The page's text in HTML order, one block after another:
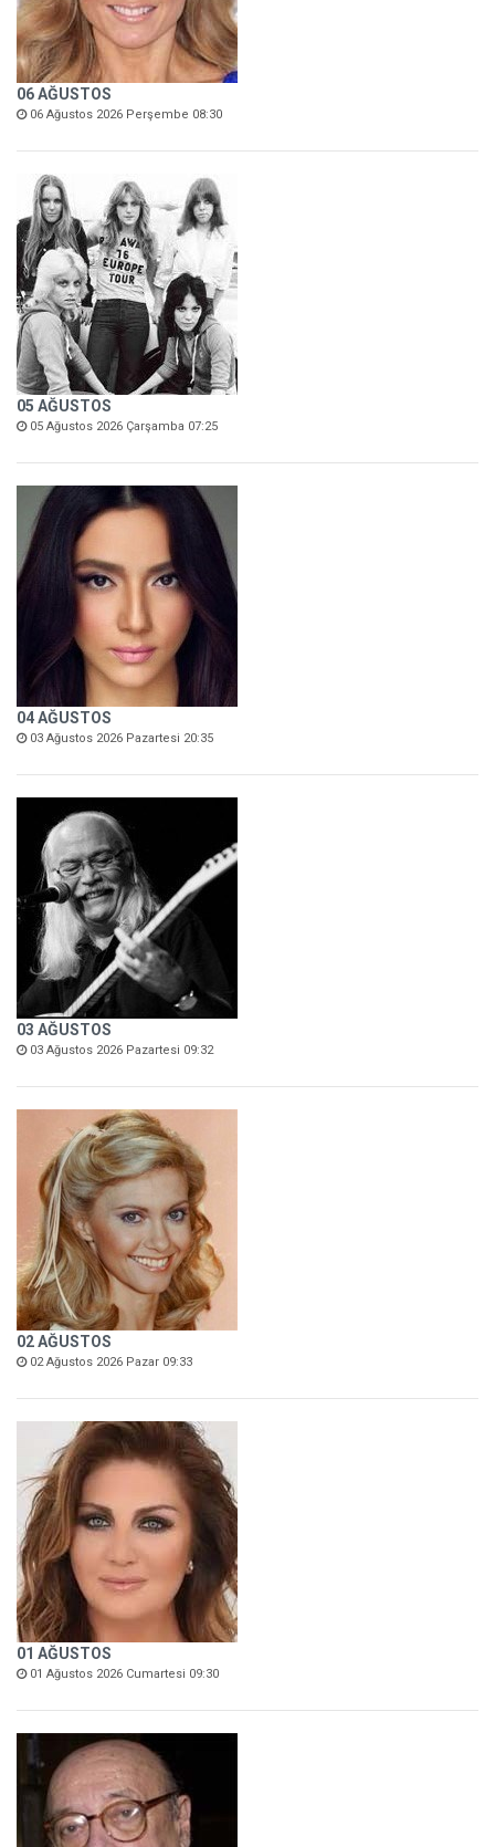
06 AĞUSTOS
06 Ağustos 2026 Perşembe 08:30
05 AĞUSTOS
05 Ağustos 2026 Çarşamba 07:25
04 AĞUSTOS
03 Ağustos 2026 Pazartesi 20:35
03 AĞUSTOS
03 Ağustos 2026 Pazartesi 09:32
02 AĞUSTOS
02 Ağustos 2026 Pazar 09:33
01 AĞUSTOS
01 Ağustos 2026 Cumartesi 09:30